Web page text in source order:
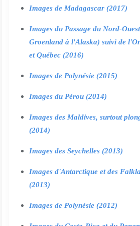
Images de Madagascar (2017)
Images du Passage du Nord-
Groenland à l'Alaska) suivi de
et Québec (2016)
Images de Polynésie (2015)
Images du Pérou (2014)
Images des Maldives, surtout
(2014)
Images des Seychelles (2013)
Images d'Antarctique et des
(2013)
Images de Polynésie (2012)